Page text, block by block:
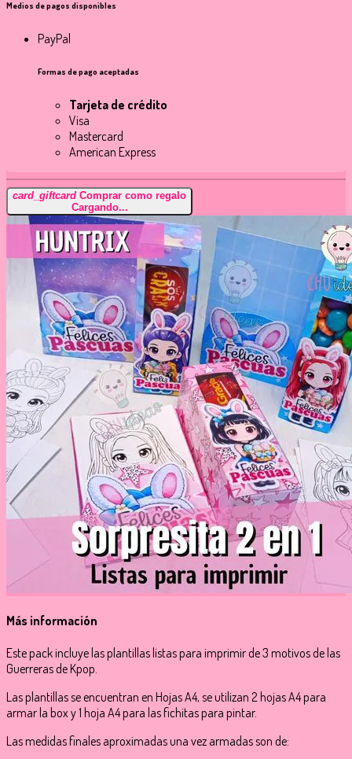
Medios de pagos disponibles
PayPal
Formas de pago aceptadas
Tarjeta de crédito
Visa
Mastercard
American Express
card_giftcard Comprar como regalo
Cargando...
Más información
Este pack incluye las plantillas listas para imprimir de 3 motivos de las
Guerreras de Kpop.
Las plantillas se encuentran en Hojas A4, se utilizan 2 hojas A4 para
armar la box y 1 hoja A4 para las fichitas para pintar.
Las medidas finales aproximadas una vez armadas son de: